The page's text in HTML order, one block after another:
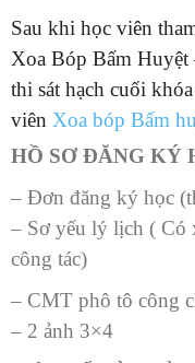
Sau khi học viên
Xoa Bóp Bấm Huyệt
thi sát hạch cuối
viên Xoa bóp Bấm
HỒ SƠ ĐĂNG KÝ
– Đơn đăng ký học
– Sơ yếu lý lịch ( Có
công tác)
– CMT phô tô công
– 2 ảnh 3×4